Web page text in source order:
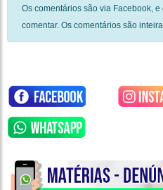
Os comentários são via Facebook,
comentar. Os comentários são